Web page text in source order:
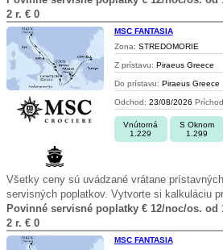
2 r. € 0
MSC FANTASIA
Zona: STREDOMORIE
Z prístavu: Piraeus Greece
Do prístavu: Piraeus Greece
Odchod: 23/08/2026
Vnútorná
1.229
S Oknom
1.299
Všetky ceny sú uvádzané vrátane
servisných poplatkov. Vytvorte si kalkuláciu
Povinné servisné poplatky € 12/noc/os. od
2 r. € 0
MSC FANTASIA